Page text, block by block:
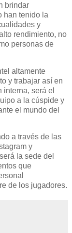
brindar
han tenido la
y
rendimiento, no
personas de
altamente
y trabajar así en
será el
a la cúspide y
el mundo del
a través de las
y
la sede del
que
de los jugadores.